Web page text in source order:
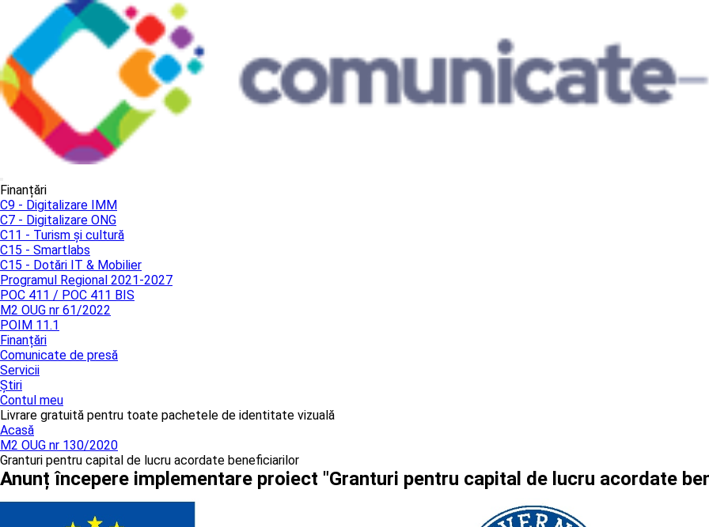
Finanțări
C9 - Digitalizare IMM
C7 - Digitalizare ONG
C11 - Turism și cultură
C15 - Smartlabs
C15 - Dotări IT & Mobilier
Programul Regional 2021-2027
POC 411 / POC 411 BIS
M2 OUG nr 61/2022
POIM 11.1
Finanțări
Comunicate de presă
Servicii
Știri
Contul meu
Livrare gratuită pentru toate pachetele de identitate vizuală
Acasă
M2 OUG nr 130/2020
Granturi pentru capital de lucru acordate beneficiarilor
Anunț începere implementare proiect "Granturi pentru capital de lucru acordate